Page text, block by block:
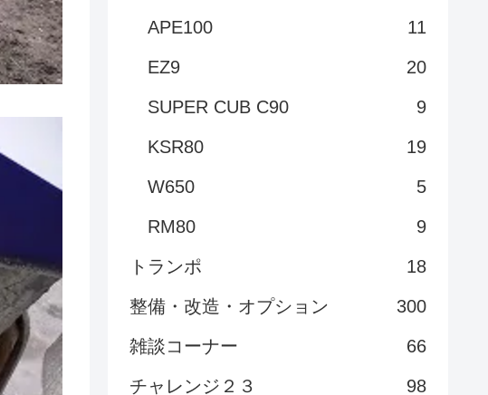
APE100
11
EZ9
20
SUPER CUB C90
9
KSR80
19
W650
5
RM80
9
トランポ
18
整備・改造・オプション
300
雑談コーナー
66
チャレンジ２３
98